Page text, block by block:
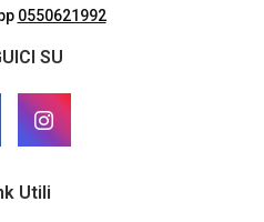
0550621992
SU
Utili